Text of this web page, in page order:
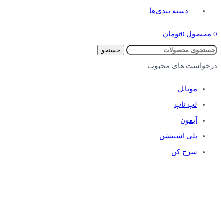
دسته بندی‌ها
0 محصول 0تومان
جستجو
درخواست های محبوب
موبایل
لپ تاپ
آیفون
پلی استیشن
سرخ کن